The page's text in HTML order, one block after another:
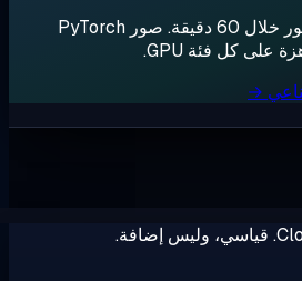
من الفكرة إلى نموذج منشور خلال 60 دقيقة. صور PyTorch
→